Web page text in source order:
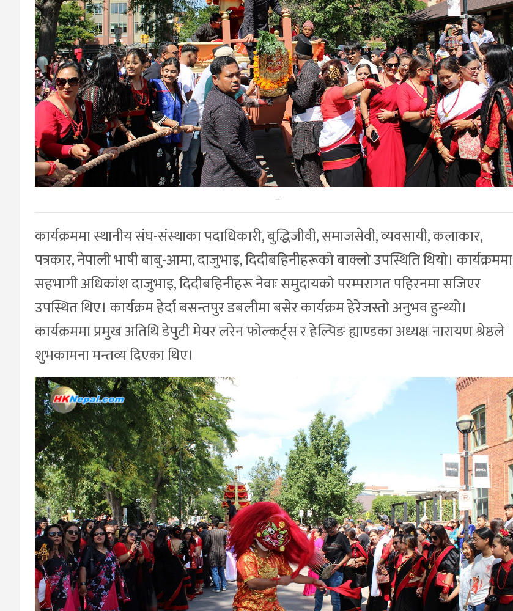
–
कार्यक्रममा स्थानीय संघ-संस्थाका पदाधिकारी, बुद्धिजीवी, समाजसेवी, व्यवसायी, कलाकार,
पत्रकार, नेपाली भाषी बाबु-आमा, दाजुभाइ, दिदीबहिनीहरूको बाक्लो उपस्थिति थियो। कार्यक्रममा
सहभागी अधिकांश दाजुभाइ, दिदीबहिनीहरू नेवाः समुदायको परम्परागत पहिरनमा सजिएर
उपस्थित थिए। कार्यक्रम हेर्दा बसन्तपुर डबलीमा बसेर कार्यक्रम हेरेजस्तो अनुभव हुन्थ्यो।
कार्यक्रममा प्रमुख अतिथि डेपुटी मेयर लरेन फोल्कर्ट्स र हेल्पिङ ह्याण्डका अध्यक्ष नारायण श्रेष्ठले
शुभकामना मन्तव्य दिएका थिए।